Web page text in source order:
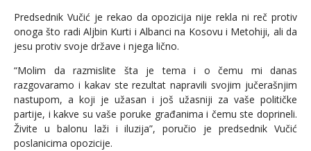
Predsednik Vučić je rekao da opozicija nije rekla ni reč protiv
onoga što radi Aljbin Kurti i Albanci na Kosovu i Metohiji, ali da
jesu protiv svoje države i njega lično.
“Molim da razmislite šta je tema i o čemu mi danas
razgovaramo i kakav ste rezultat napravili svojim jučerašnjim
nastupom, a koji je užasan i još užasniji za vaše političke
partije, i kakve su vaše poruke građanima i čemu ste doprineli.
Živite u balonu laži i iluzija”, poručio je predsednik Vučić
poslanicima opozicije.